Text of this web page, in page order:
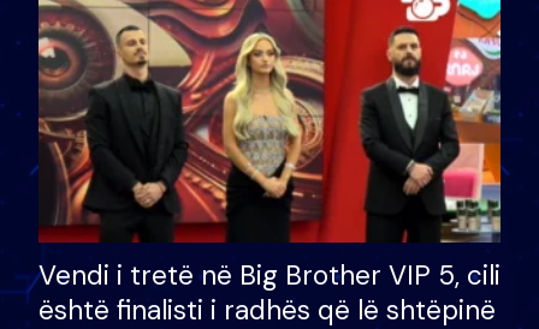
Vendi i tretë në Big Brother VIP 5, cili
është finalisti i radhës që lë shtëpinë